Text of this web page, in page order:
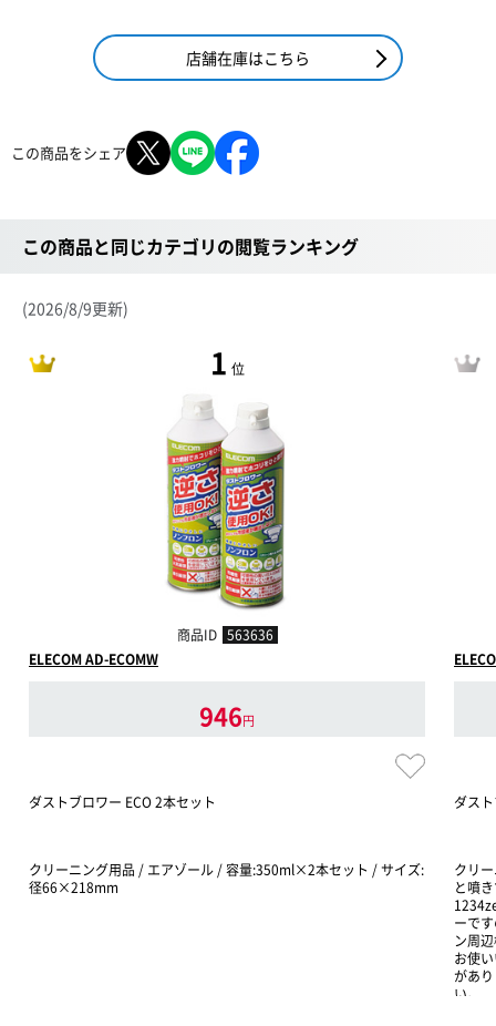
店舗在庫はこちら
この商品をシェア
この商品と同じカテゴリの閲覧ランキング
(2026/8/9更新)
1 位
商品ID 563636
ELECOM AD-ECOMW
946円
ダストブロワー ECO 2本セット
クリーニング用品 / エアゾール / 容量:350ml×2本セット / サイズ:
径66×218mm
ダス
クリ
と噴
ーで
ン周
お使
があ
い。